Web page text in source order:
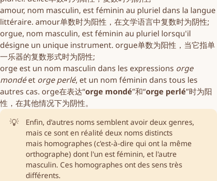
amour, nom masculin, est féminin au pluriel dans la langue
littéraire. amour单数时为阳性，在文学语言中复数时为阴性;
orgue, nom masculin, est féminin au pluriel lorsqu'il
désigne un unique instrument. orgue单数为阳性，当它指单
一乐器的复数形式时为阴性;
orge est un nom masculin dans les expressions orge
mondéet orge perlé, et un nom féminin dans tous les
autres cas. orge在表达“orge mondé”和“orge perlé”时为阳
性，在其他情况下为阴性。
💡
Enfin, d'autres noms semblent avoir deux genres,
mais ce sont en réalité deux noms distincts
mais homographes(c'est-à-dire qui ont la même
orthographe) dont l'un est féminin, et l'autre
masculin. Ces homographes ont des sens très
différents.